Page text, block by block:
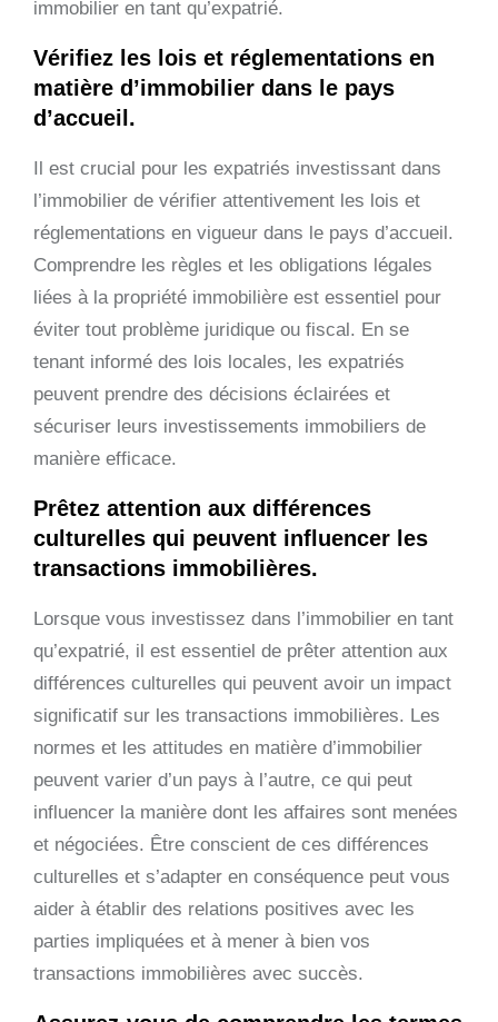
immobilier en tant qu’expatrié.
Vérifiez les lois et réglementations en
matière d’immobilier dans le pays
d’accueil.
Il est crucial pour les expatriés investissant dans
l’immobilier de vérifier attentivement les lois et
réglementations en vigueur dans le pays d’accueil.
Comprendre les règles et les obligations légales
liées à la propriété immobilière est essentiel pour
éviter tout problème juridique ou fiscal. En se
tenant informé des lois locales, les expatriés
peuvent prendre des décisions éclairées et
sécuriser leurs investissements immobiliers de
manière efficace.
Prêtez attention aux différences
culturelles qui peuvent influencer les
transactions immobilières.
Lorsque vous investissez dans l’immobilier en tant
qu’expatrié, il est essentiel de prêter attention aux
différences culturelles qui peuvent avoir un impact
significatif sur les transactions immobilières. Les
normes et les attitudes en matière d’immobilier
peuvent varier d’un pays à l’autre, ce qui peut
influencer la manière dont les affaires sont menées
et négociées. Être conscient de ces différences
culturelles et s’adapter en conséquence peut vous
aider à établir des relations positives avec les
parties impliquées et à mener à bien vos
transactions immobilières avec succès.